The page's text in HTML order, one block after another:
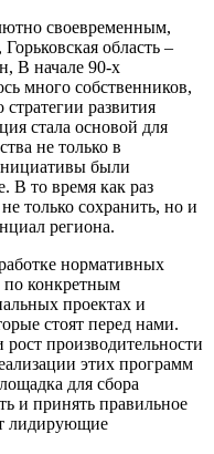
своевременным,
область –
В начале 90-х
много собственников,
развития
стала основой для
не только в
были
В то время как раз
только сохранить, но и
региона.
нормативных
конкретным
проектах и
стоят перед нами.
производительности
этих программ
для сбора
и принять правильное
лидирующие